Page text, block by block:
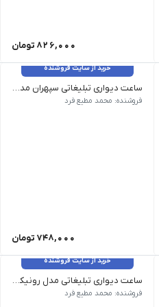
826,000 تومان
خرید از سایت فروشنده
ساعت دیواری تبلیغاتی سپهران مدل لنین وزن 1.2 کیلوگرم ابعاد 47 × 47 سانتی متر رنگ زرد, سبز, سرمه ای, قرمز, نارنجی, مشکی, آبی
فروشنده: محمد مطیع فرد
748,000 تومان
خرید از سایت فروشنده
ساعت دیواری تبلیغاتی مدل رونیکاباچاپ وآرام گرد سپهران ابعاد 31 × 31 × 6 سانتی متر رنگ قهوه ای تعداد در کارتن 8
فروشنده: محمد مطیع فرد